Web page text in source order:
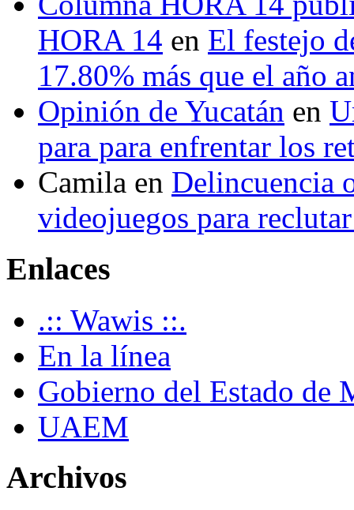
HORA 14 en El festejo
17.80% más que el año
Opinión de Yucatán en
para para enfrentar los
Camila en Delincuencia
videojuegos para
Enlaces
.:: Wawis ::.
En la línea
Gobierno del Estado de
UAEM
Archivos